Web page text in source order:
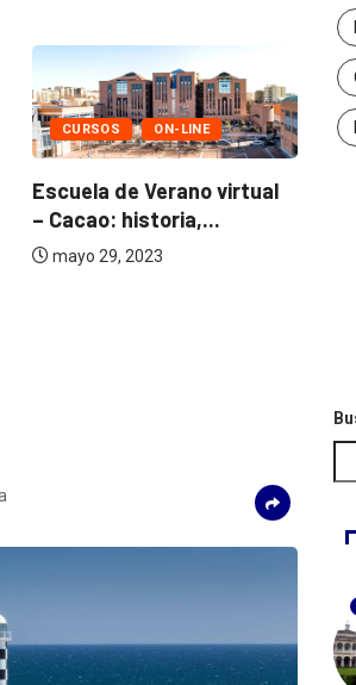
ON-LINE
Verano virtual
historia,...
2023